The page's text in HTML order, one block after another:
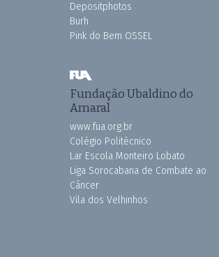
Depositphotos
Burh
Pink do Bem OSSEL
Fundação Ubaldino do
Amaral
www.fua.org.br
Colégio Politécnico
Lar Escola Monteiro Lobato
Liga Sorocabana de Combate ao
Câncer
Vila dos Velhinhos